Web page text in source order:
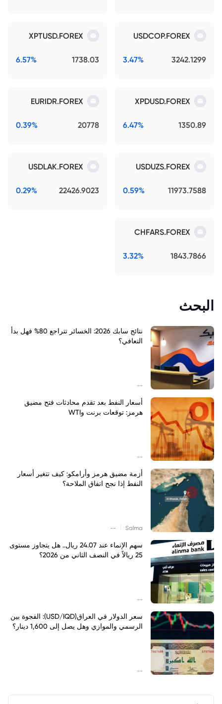
USDCOP.FOREX
3242.1299
3.47%
XPTUSD.FOREX
1738.03
6.57%
XPDUSD.FOREX
1350.89
6.47%
EURIDR.FOREX
20778
0.39%
USDUZS.FOREX
11973.7588
0.59%
USDLAK.FOREX
22426.9023
0.29%
CHFARS.FOREX
1843.7866
3.32%
البحث
نتائج سابك 2026: الخسائر تتراجع 80% فهل بدأ
التعافي؟
--
أسعار النفط بعد تقدم محادثات فتح مضيق
هرمز: توقعات برنت وWTI
--
أزمة مضيق هرمز وأرامكو: كيف تتغير أسعار
النفط إذا نجح اتفاق الملاحة؟
Salma
--
سهم الإنماء عند 24.07 ريال.. هل يتجاوز مستوى
25 ريالاً في النصف الثاني من 2026؟
--
سعر الدولار في العراق(USD/IQD): الفجوة بين
الرسمي والموازي وهل يصل إلى 1,600 دينار؟
--